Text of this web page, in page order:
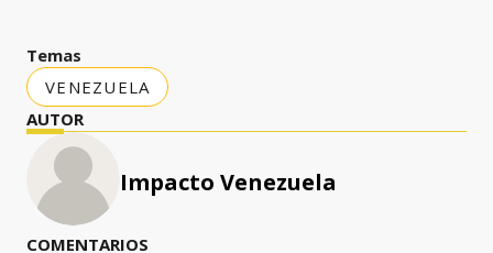
Temas
VENEZUELA
AUTOR
Impacto Venezuela
COMENTARIOS